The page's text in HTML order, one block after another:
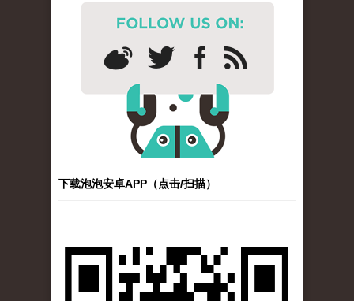
下载泡泡安卓APP（点击/扫描）